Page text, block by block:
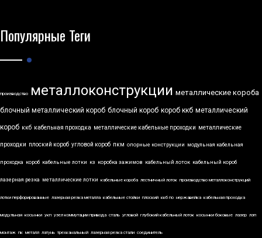
Популярные Теги
производство металлоконструкции металлические короба
блочный металлический короб блочный короб короб ккб металлический
короб ккб кабельная проходка металлические кабельные проходки металлические
проходки плоский короб угловой короб пкм опорные конструкции модульная кабельная
проходка короб кабельные лотки кз коробка зажимов кабельный лоток кабельный короб
лазерная резка металлические лотки кабельные короба лестничный лоток производство металлоконструкций
лотки перфорированные лазерная резка металла кабельные стойки плоский ккб по нержавейка кабельная проходка
модульная косынки укп узел коммутации привода сталь угловой глубокий кабельный лоток косынки боковые лазер лэп
монтаж пк металл латунь трехканальный лазерная резка стали соединитель